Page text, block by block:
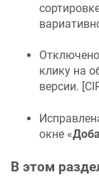
клику на
версии. [
окне «
В этом